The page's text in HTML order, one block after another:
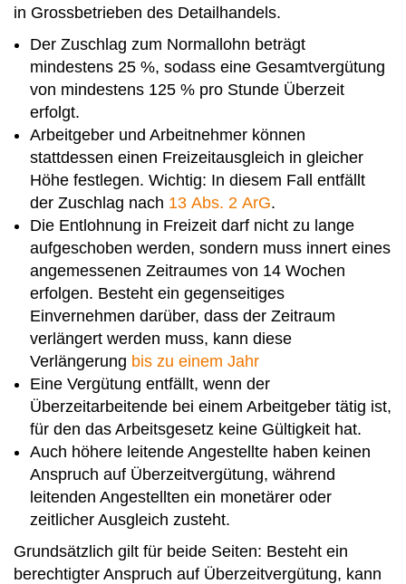
in Grossbetrieben des Detailhandels.
Der Zuschlag zum Normallohn beträgt
mindestens 25 %, sodass eine Gesamtvergütung
von mindestens 125 % pro Stunde Überzeit
erfolgt.
Arbeitgeber und Arbeitnehmer können
stattdessen einen Freizeitausgleich in gleicher
Höhe festlegen. Wichtig: In diesem Fall entfällt
der Zuschlag nach 13 Abs. 2 ArG.
Die Entlohnung in Freizeit darf nicht zu lange
aufgeschoben werden, sondern muss innert eines
angemessenen Zeitraumes von 14 Wochen
erfolgen. Besteht ein gegenseitiges
Einvernehmen darüber, dass der Zeitraum
verlängert werden muss, kann diese
Verlängerung bis zu einem Jahr
Eine Vergütung entfällt, wenn der
Überzeitarbeitende bei einem Arbeitgeber tätig ist,
für den das Arbeitsgesetz keine Gültigkeit hat.
Auch höhere leitende Angestellte haben keinen
Anspruch auf Überzeitvergütung, während
leitenden Angestellten ein monetärer oder
zeitlicher Ausgleich zusteht.
Grundsätzlich gilt für beide Seiten: Besteht ein
berechtigter Anspruch auf Überzeitvergütung, kann